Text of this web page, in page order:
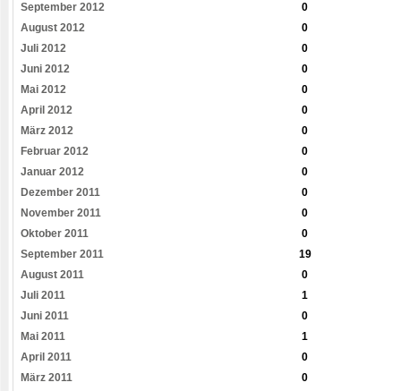
September 2012
0
August 2012
0
Juli 2012
0
Juni 2012
0
Mai 2012
0
April 2012
0
März 2012
0
Februar 2012
0
Januar 2012
0
Dezember 2011
0
November 2011
0
Oktober 2011
0
September 2011
19
August 2011
0
Juli 2011
1
Juni 2011
0
Mai 2011
1
April 2011
0
März 2011
0